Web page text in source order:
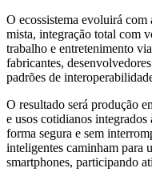
O ecossistema evoluirá com
mista, integração total com
trabalho e entretenimento
fabricantes,
padrões de
O resultado será produção
e usos cotidianos
forma segura e sem
inteligentes caminham para
smartphones, participando